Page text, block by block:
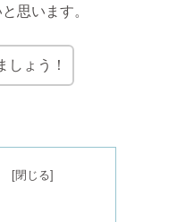
思います。
しょう！